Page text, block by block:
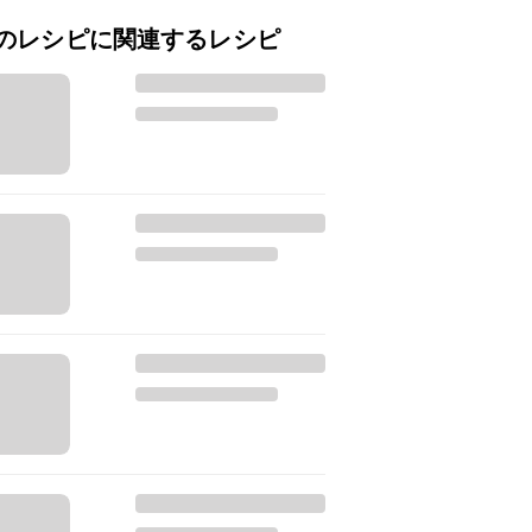
レシピに関連するレシピ